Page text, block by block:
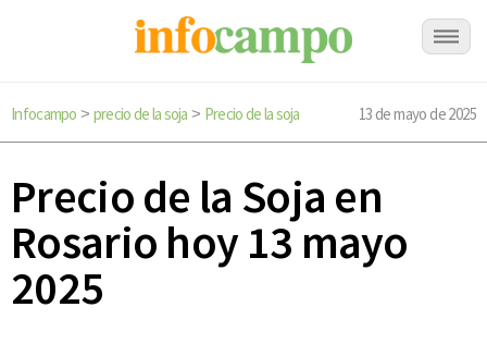
Infocampo > precio de la soja > Precio de la soja 13 de mayo de 2025
Precio de la Soja en
Rosario hoy 13 mayo
2025